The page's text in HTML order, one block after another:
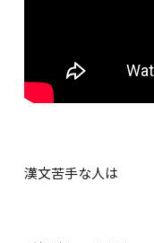
漢文苦手な人は